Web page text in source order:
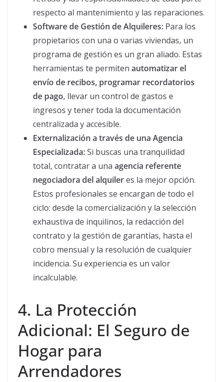
respecto al mantenimiento y las reparaciones.
Software de Gestión de Alquileres: Para los
propietarios con una o varias viviendas, un
programa de gestión es un gran aliado. Estas
herramientas te permiten automatizar el
envío de recibos, programar recordatorios
de pago, llevar un control de gastos e
ingresos y tener toda la documentación
centralizada y accesible.
Externalización a través de una Agencia
Especializada:Si buscas una tranquilidad
total, contratar a una agencia referente
negociadora del alquileres la mejor opción.
Estos profesionales se encargan de todo el
ciclo: desde la comercialización y la selección
exhaustiva de inquilinos, la redacción del
contrato y la gestión de garantías, hasta el
cobro mensual y la resolución de cualquier
incidencia. Su experiencia es un valor
incalculable.
4. La Protección
Adicional: El Seguro de
Hogar para
Arrendadores